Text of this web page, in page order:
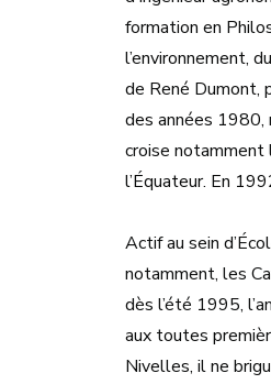
formation en
l’environnement,
de René Dumont,
des années 1980,
croise notamment
l’Équateur. En
Actif au sein
notamment, les
dès l’été 1995,
aux toutes
Nivelles, il ne